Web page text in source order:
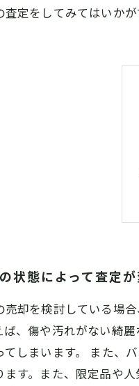
査定をしてみてはいか
状態によって査定が
売却を検討している場
ば、傷や汚れがない綺
てしまいます。 また、
ます。また、限定品や